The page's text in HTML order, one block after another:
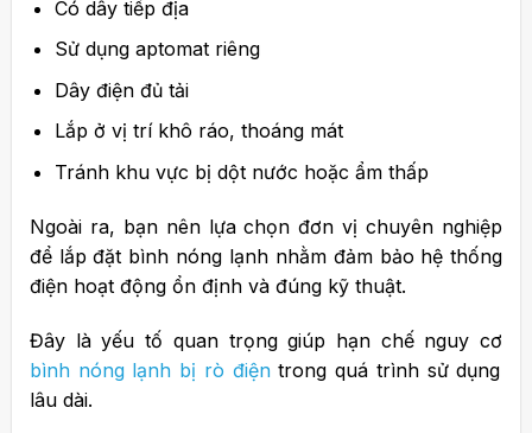
Có dây tiếp địa
Sử dụng aptomat riêng
Dây điện đủ tải
Lắp ở vị trí khô ráo, thoáng mát
Tránh khu vực bị dột nước hoặc ẩm thấp
Ngoài ra, bạn nên lựa chọn đơn vị chuyên nghiệp
để lắp đặt bình nóng lạnh nhằm đảm bảo hệ thống
điện hoạt động ổn định và đúng kỹ thuật.
Đây là yếu tố quan trọng giúp hạn chế nguy cơ
bình nóng lạnh bị rò điệntrong quá trình sử dụng
lâu dài.